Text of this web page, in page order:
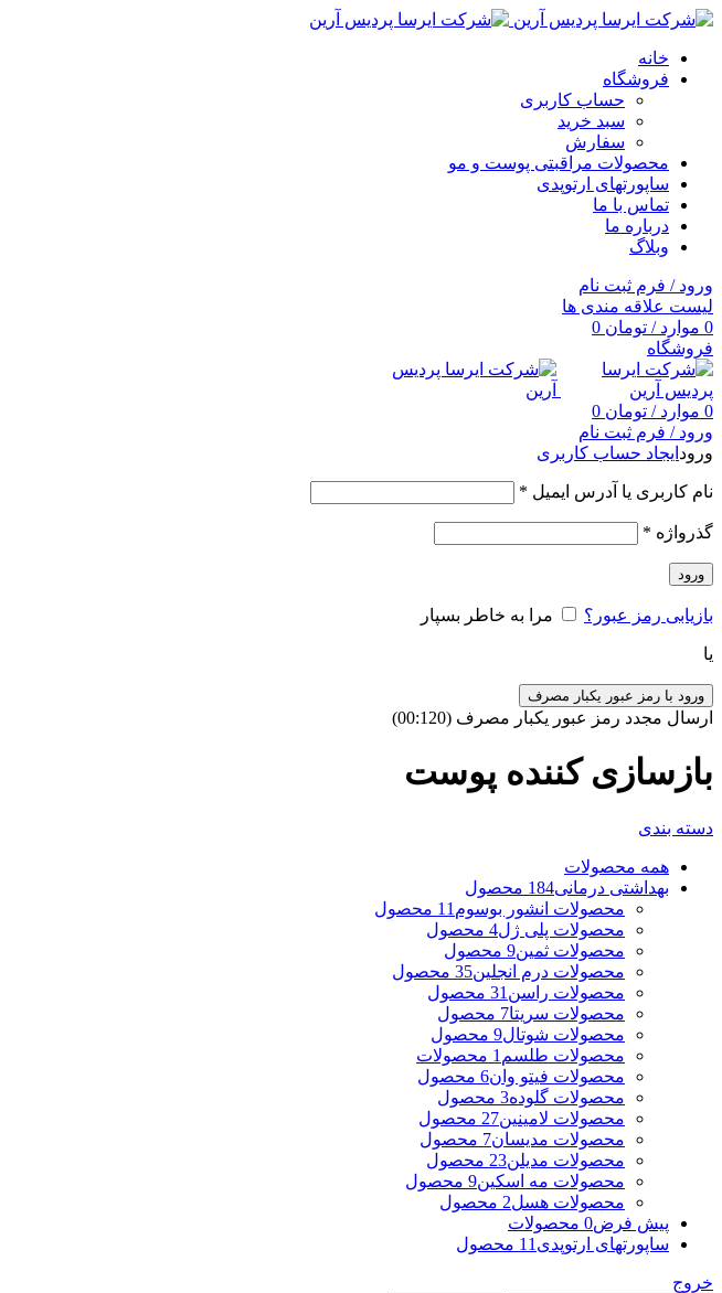
خانه
فروشگاه
حساب کاربری
سبد خرید
سفارش
محصولات مراقبتی پوست و مو
ساپورتهای ارتوپدی
تماس با ما
درباره ما
وبلاگ
ورود / فرم ثبت نام
لیست علاقه مندی ها
0 موارد / تومان
فروشگاه
0 موارد / تومان
ورود / فرم ثبت نام
ورود ایجاد حساب کاربری
نام کاربری یا آدرس ایمیل *
گذرواژه *
ورود
بازیابی رمز عبور؟ مرا به خاطر بسپار
یا
ورود با رمز عبور یکبار مصرف
ارسال مجدد رمز عبور یکبار مصرف (00:
120
)
بازسازی کننده پوست
دسته بندی
همه محصولات
بهداشتی درمانی184 محصول
محصولات انشور بوسوم 11 محصول
محصولات پلی ژل4 محصول
محصولات ثمین9 محصول
محصولات درم انجلین35 محصول
محصولات راسن 31 محصول
محصولات سریتا7 محصول
محصولات شوتال9 محصول
محصولات طلسم 1 محصولات
محصولات فیتو وان6 محصول
محصولات گلوده3 محصول
محصولات لامینین27 محصول
محصولات مدیسان7 محصول
محصولات مدیلن23 محصول
محصولات مه اسکین9 محصول
محصولات هسل2 محصول
پیش فرض0 محصولات
ساپورتهای ارتوپدی 11 محصول
خروج